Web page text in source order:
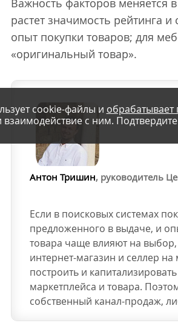
Важность факторов меняется
растет значимость рейтинга
опыт покупки товаров; для
«оригинальный товар».
Антон Тришин, руководитель
Если в поисковых системах
предложенного в выдаче, и
товара чаще влияют на выбор,
интернет-магазин и селлер
построить и
маркетплейса и товара.
собственный канал-продаж,
cookie-файлы и
взаимодействие с ним.